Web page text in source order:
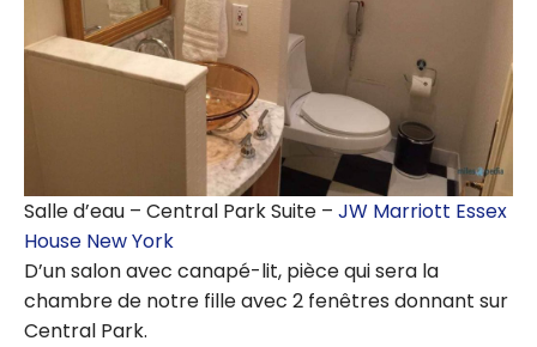
Salle d’eau – Central Park Suite – JW Marriott Essex
House New York
D’un salon avec canapé-lit, pièce qui sera la
chambre de notre fille avec 2 fenêtres donnant sur
Central Park.